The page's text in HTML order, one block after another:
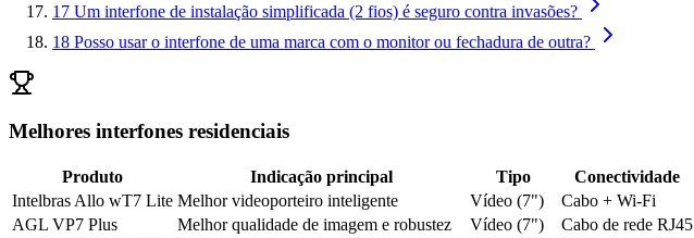
17 Um interfone de instalação simplificada (2 fios) é seguro contra invasões?
18 Posso usar o interfone de uma marca com o monitor ou fechadura de outra?
Melhores interfones residenciais
Produto Indicação principal Tipo Conectividade
Intelbras Allo wT7 Lite Melhor videoporteiro inteligente Vídeo (7") Cabo + Wi-Fi
AGL VP7 Plus
Melhor qualidade de imagem e robustez Vídeo (7") Cabo de rede RJ45